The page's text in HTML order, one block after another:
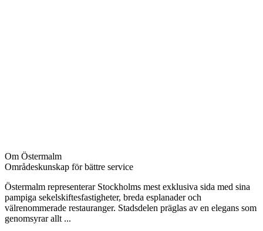
Om Östermalm
Områdeskunskap för bättre service
Östermalm representerar Stockholms mest exklusiva sida med sina
pampiga sekelskiftesfastigheter, breda esplanader och
välrenommerade restauranger. Stadsdelen präglas av en elegans som
genomsyrar allt ...